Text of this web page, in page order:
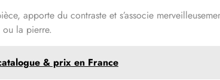
apporte du contraste et s’associe
ou la pierre.
& prix en France